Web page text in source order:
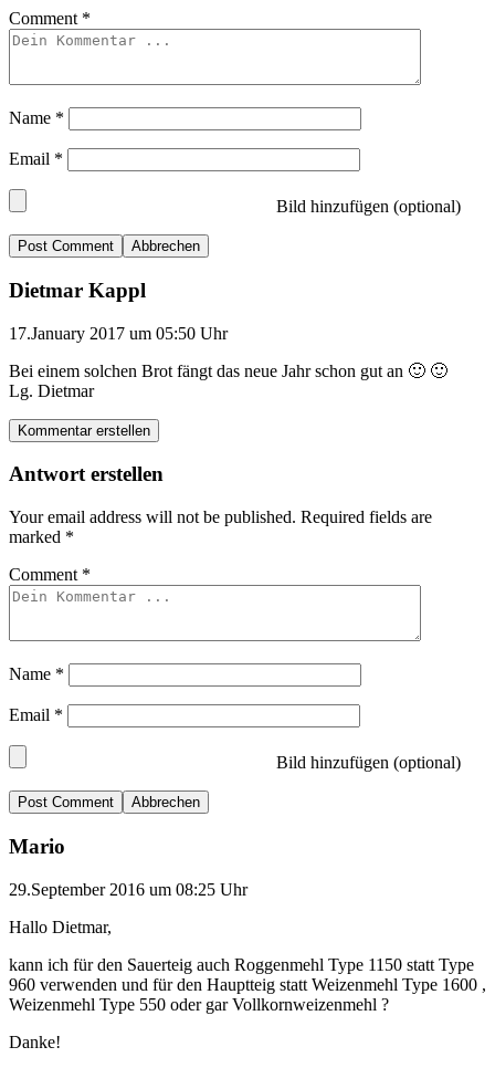
Comment *
Name *
Email *
Bild hinzufügen (optional)
Abbrechen
Dietmar Kappl
17.January 2017 um 05:50 Uhr
Bei einem solchen Brot fängt das neue Jahr schon gut an 🙂 🙂
Lg. Dietmar
Kommentar erstellen
Antwort erstellen
Your email address will not be published. Required fields are
marked *
Comment *
Name *
Email *
Bild hinzufügen (optional)
Abbrechen
Mario
29.September 2016 um 08:25 Uhr
Hallo Dietmar,
kann ich für den Sauerteig auch Roggenmehl Type 1150 statt Type
960 verwenden und für den Hauptteig statt Weizenmehl Type 1600 ,
Weizenmehl Type 550 oder gar Vollkornweizenmehl ?
Danke!